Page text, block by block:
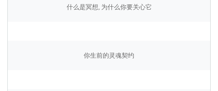
什么是冥想, 为什么你要关心它
你生前的灵魂契约